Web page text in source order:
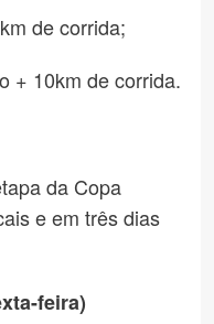
de corrida;
+ 10km de corrida.
da Copa
e em três dias
feira)